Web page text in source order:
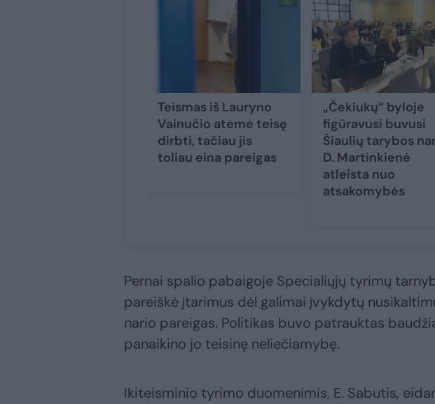
Teismas iš Lauryno
Vainučio atėmė teisę
dirbti, tačiau jis
toliau eina pareigas
„Čekiukų“ byloje
figūravusi buvusi
Šiaulių tarybos
D. Martinkienė
atleista nuo
atsakomybės
Pernai spalio pabaigoje Specialiųjų tyrimų
pareiškė įtarimus dėl galimai įvykdytų
nario pareigas. Politikas buvo patrauktas
panaikino jo teisinę neliečiamybę.
Ikiteisminio tyrimo duomenimis, E. Sabutis,